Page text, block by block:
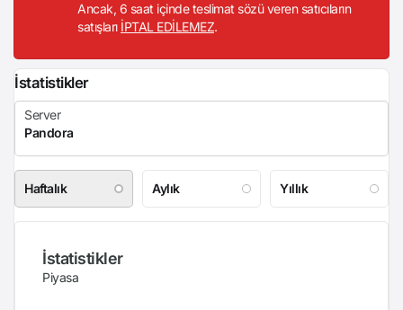
Ancak, 6 saat içinde teslimat sözü veren satıcıların
satışları İPTAL EDİLEMEZ.
İstatistikler
Haftalık Aylık Yıllık
İstatistikler
Piyasa